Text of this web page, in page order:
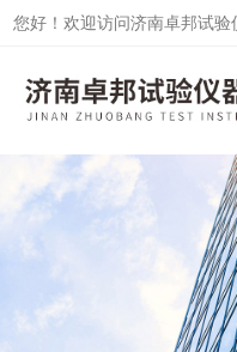
您好！欢迎访问济南卓邦试验